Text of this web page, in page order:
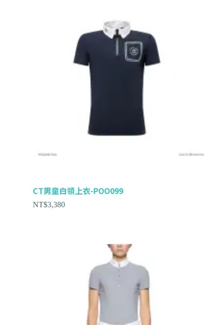
CT男童白領上衣-POO099
NT$3,380